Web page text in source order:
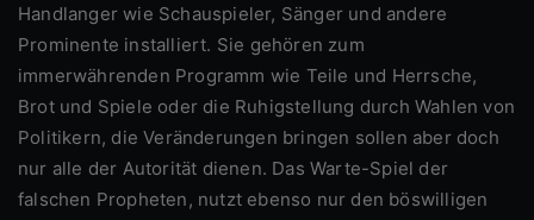
Handlanger wie Schauspieler, Sänger und andere
Prominente installiert. Sie gehören zum
immerwährenden Programm wie Teile und Herrsche,
Brot und Spiele oder die Ruhigstellung durch Wahlen von
Politikern, die Veränderungen bringen sollen aber doch
nur alle der Autorität dienen. Das Warte-Spiel der
falschen Propheten, nutzt ebenso nur den böswilligen